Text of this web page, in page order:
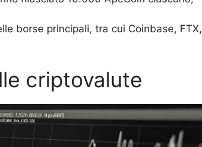
borse principali, tra cui Coinbase, FTX,
criptovalute